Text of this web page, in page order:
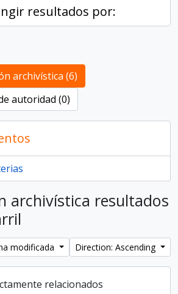
resultados por:
archivística (6)
autoridad (0)
archivística resultados
modificada Direction: Ascending
relacionados